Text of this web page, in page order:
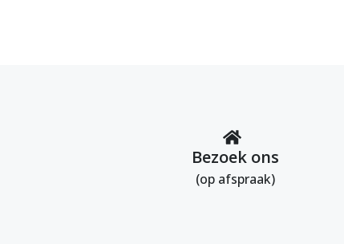
Bezoek ons
(op afspraak)